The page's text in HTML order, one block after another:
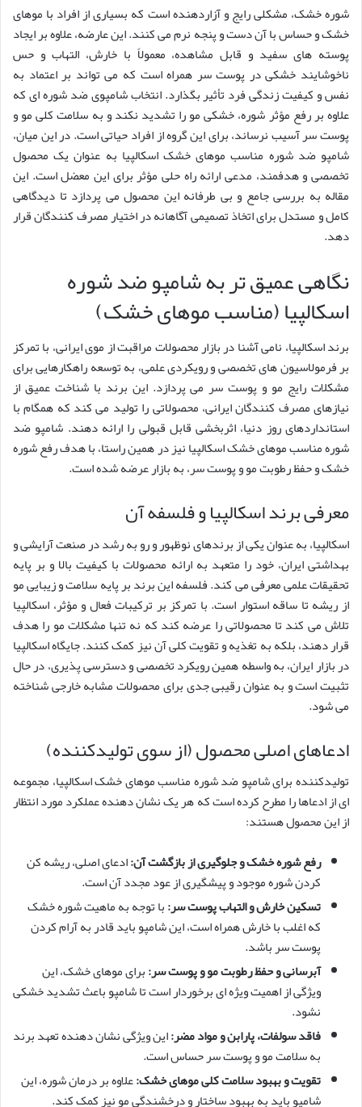
شوره خشک، مشکلی رایج و آزاردهنده است که بسیاری از افراد با موهای
خشک و حساس با آن دست و پنجه نرم می کنند. این عارضه، علاوه بر ایجاد
پوسته های سفید و قابل مشاهده، معمولاً با خارش، التهاب و حس
ناخوشایند خشکی در پوست سر همراه است که می تواند بر اعتماد به
نفس و کیفیت زندگی فرد تأثیر بگذارد. انتخاب شامپوی ضد شوره ای که
علاوه بر رفع مؤثر شوره، خشکی مو را تشدید نکند و به سلامت کلی مو و
پوست سر آسیب نرساند، برای این گروه از افراد حیاتی است. در این میان،
شامپو ضد شوره مناسب موهای خشک اسکالپیا به عنوان یک محصول
تخصصی و هدفمند، مدعی ارائه راه حلی مؤثر برای این معضل است. این
مقاله به بررسی جامع و بی طرفانه این محصول می پردازد تا دیدگاهی
کامل و مستدل برای اتخاذ تصمیمی آگاهانه در اختیار مصرف کنندگان قرار
دهد.
نگاهی عمیق تر به شامپو ضد شوره
اسکالپیا (مناسب موهای خشک)
برند اسکالپیا، نامی آشنا در بازار محصولات مراقبت از موی ایرانی، با تمرکز
بر فرمولاسیون های تخصصی و رویکردی علمی، به توسعه راهکارهایی برای
مشکلات رایج مو و پوست سر می پردازد. این برند با شناخت عمیق از
نیازهای مصرف کنندگان ایرانی، محصولاتی را تولید می کند که همگام با
استانداردهای روز دنیا، اثربخشی قابل قبولی را ارائه دهند. شامپو ضد
شوره مناسب موهای خشک اسکالپیا نیز در همین راستا، با هدف رفع شوره
خشک و حفظ رطوبت مو و پوست سر، به بازار عرضه شده است.
معرفی برند اسکالپیا و فلسفه آن
اسکالپیا، به عنوان یکی از برندهای نوظهور و رو به رشد در صنعت آرایشی و
بهداشتی ایران، خود را متعهد به ارائه محصولات با کیفیت بالا و بر پایه
تحقیقات علمی معرفی می کند. فلسفه این برند بر پایه سلامت و زیبایی مو
از ریشه تا ساقه استوار است. با تمرکز بر ترکیبات فعال و مؤثر، اسکالپیا
تلاش می کند تا محصولاتی را عرضه کند که نه تنها مشکلات مو را هدف
قرار دهند، بلکه به تغذیه و تقویت کلی آن نیز کمک کنند. جایگاه اسکالپیا
در بازار ایران، به واسطه همین رویکرد تخصصی و دسترسی پذیری، در حال
تثبیت است و به عنوان رقیبی جدی برای محصولات مشابه خارجی شناخته
می شود.
ادعاهای اصلی محصول (از سوی تولیدکننده)
تولیدکننده برای شامپو ضد شوره مناسب موهای خشک اسکالپیا، مجموعه
ای از ادعاها را مطرح کرده است که هر یک نشان دهنده عملکرد مورد انتظار
از این محصول هستند:
رفع شوره خشک و جلوگیری از بازگشت آن:ادعای اصلی، ریشه کن
کردن شوره موجود و پیشگیری از عود مجدد آن است.
تسکین خارش و التهاب پوست سر:با توجه به ماهیت شوره خشک
که اغلب با خارش همراه است، این شامپو باید قادر به آرام کردن
پوست سر باشد.
آبرسانی و حفظ رطوبت مو و پوست سر:برای موهای خشک، این
ویژگی از اهمیت ویژه ای برخوردار است تا شامپو باعث تشدید خشکی
نشود.
فاقد سولفات، پارابن و مواد مضر:این ویژگی نشان دهنده تعهد برند
به سلامت مو و پوست سر حساس است.
تقویت و بهبود سلامت کلی موهای خشک:علاوه بر درمان شوره، این
شامپو باید به بهبود ساختار و درخشندگی مو نیز کمک کند.